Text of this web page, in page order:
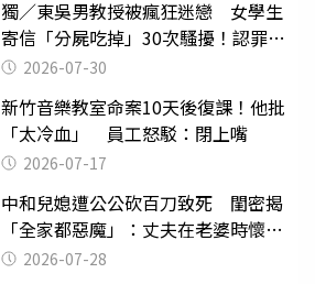
獨／東吳男教授被瘋狂迷戀 女學生
寄信「分屍吃掉」30次騷擾！認罪免
關 2026-07-30
新竹音樂教室命案10天後復課！他批
「太冷血」 員工怒駁：閉上嘴
2026-07-17
中和兒媳遭公公砍百刀致死 閨密揭
「全家都惡魔」：丈夫在老婆時懷孕
摔東西
2026-07-28